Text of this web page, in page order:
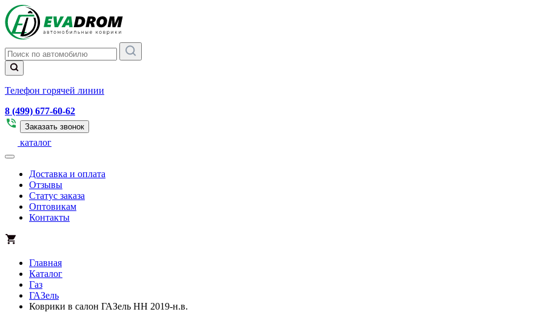
Телефон горячей линии
8 (499) 677-60-62
Заказать звонок
каталог
Доставка и оплата
Отзывы
Статус заказа
Оптовикам
Контакты
Главная
Каталог
Газ
ГАЗель
Коврики в салон ГАЗель НН 2019-н.в.